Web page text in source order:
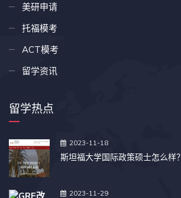
美研申请
托福模考
ACT模考
留学资讯
留学热点
2023-11-18
斯坦福大学国际政策硕士怎么样？
2023-11-29